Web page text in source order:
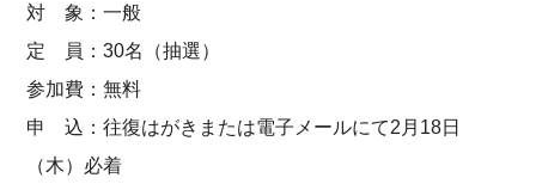
対 象：一般
定 員：30名（抽選）
参加費：無料
申 込：往復はがきまたは電子メールにて2月18日
（木）必着